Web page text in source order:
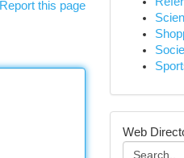
Report this page
Web